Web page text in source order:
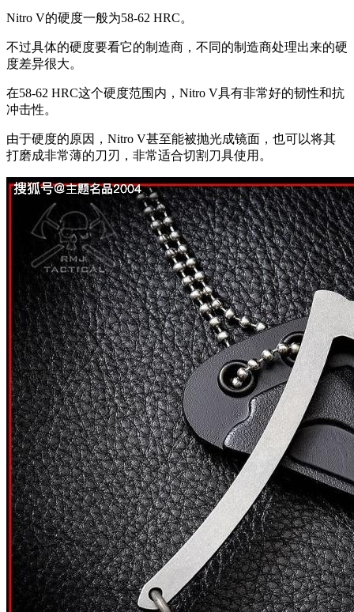
Nitro V的硬度一般为58-62 HRC。
不过具体的硬度要看它的制造商，不同的制造商处理出来的硬
度差异很大。
在58-62 HRC这个硬度范围内，Nitro V具有非常好的韧性和抗
冲击性。
由于硬度的原因，Nitro V甚至能被抛光成镜面，也可以将其
打磨成非常薄的刀刃，非常适合切割刀具使用。